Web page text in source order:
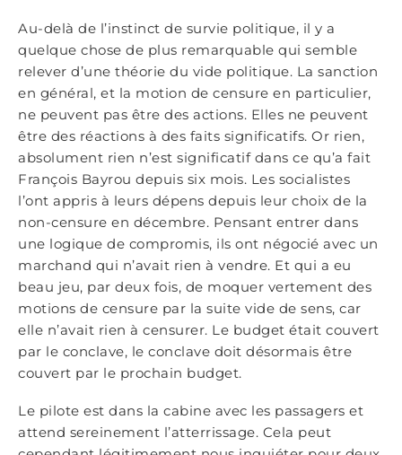
Au-delà de l’instinct de survie politique, il y a
quelque chose de plus remarquable qui semble
relever d’une théorie du vide politique. La sanction
en général, et la motion de censure en particulier,
ne peuvent pas être des actions. Elles ne peuvent
être des réactions à des faits significatifs. Or rien,
absolument rien n’est significatif dans ce qu’a fait
François Bayrou depuis six mois. Les socialistes
l’ont appris à leurs dépens depuis leur choix de la
non-censure en décembre. Pensant entrer dans
une logique de compromis, ils ont négocié avec un
marchand qui n’avait rien à vendre. Et qui a eu
beau jeu, par deux fois, de moquer vertement des
motions de censure par la suite vide de sens, car
elle n’avait rien à censurer. Le budget était couvert
par le conclave, le conclave doit désormais être
couvert par le prochain budget.
Le pilote est dans la cabine avec les passagers et
attend sereinement l’atterrissage. Cela peut